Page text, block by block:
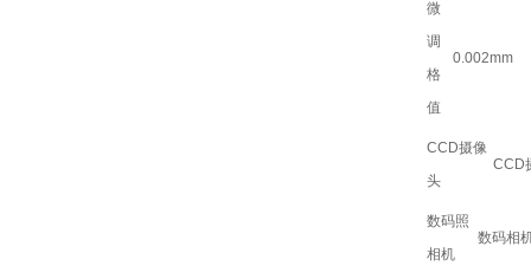
微
调
格
值
0.002mm
CCD摄像
头
CCD
数码照
相机
数码相